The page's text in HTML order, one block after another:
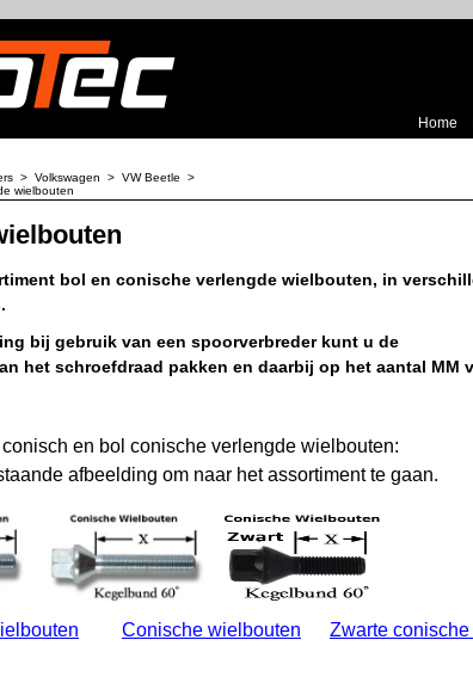
Home
> Volkswagen > VW Beetle >
wielbouten
bol en conische verlengde wielbouten, in
bij gebruik van een spoorverbreder kunt u de
het schroefdraad pakken en daarbij op het aantal MM
en bol conische verlengde wielbouten:
afbeelding om naar het assortiment te gaan.
Conische wielbouten Zwarte